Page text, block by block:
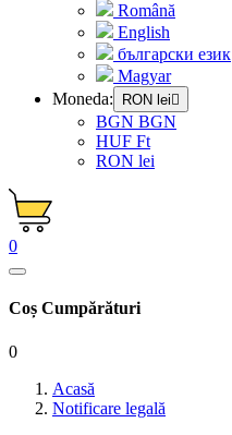
Română
English
български език
Magyar
Moneda:
RON lei 
BGN BGN
HUF Ft
RON lei
0
Coș Cumpărături
0
Acasă
Notificare legală